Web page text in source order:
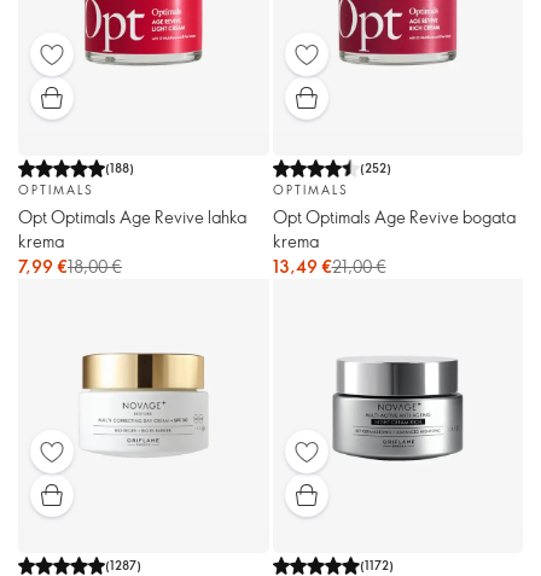
(188)
OPTIMALS
Opt Optimals Age Revive lahka
krema
7,99 €18,00 €
(252)
OPTIMALS
Opt Optimals Age Revive bogata
krema
13,49 €21,00 €
(1287)
(1172)